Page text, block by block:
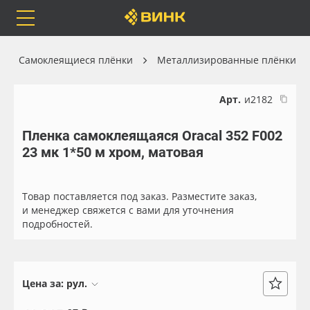
Каталог
Бренды
Оплата
Весь каталог
Самоклеящиеся плёнки
Чернила
Самоклеящиеся плёнки Металлизированные плёнки
Арт. и2182
Пленка самоклеящаяся Oracal 352 F002
23 мк 1*50 м хром, матовая
Товар поставляется под заказ. Разместите заказ,
и менеджер свяжется с вами для уточнения
подробностей.
Цена за: рул.